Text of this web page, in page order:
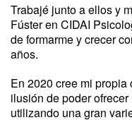
Trabajé junto a ellos y
Fúster en CIDAI
de formarme y crecer
años.
En 2020 cree mi
ilusión de poder
utilizando una gran